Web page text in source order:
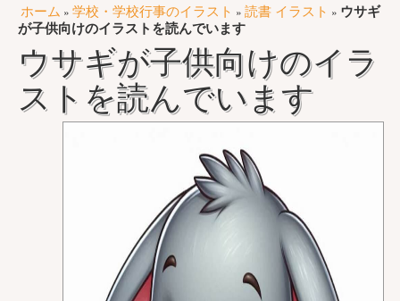
ホーム » 学校・学校行事のイラスト » 読書 イラスト » ウサギ
が子供向けのイラストを読んでいます
ウサギが子供向けのイラ
ストを読んでいます